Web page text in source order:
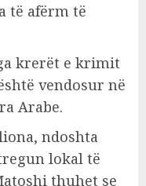
të afërm të
krerët e krimit
vendosur në
Arabe.
ndoshta
lokal të
thuhet se